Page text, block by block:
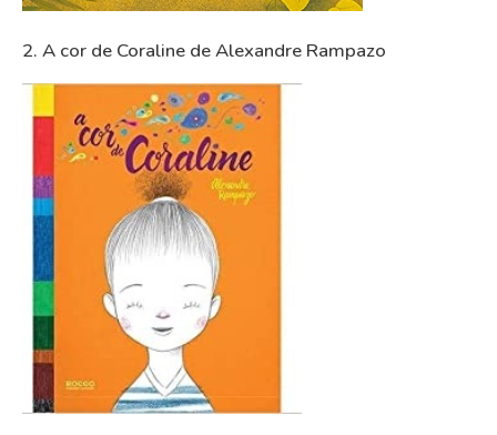
2. A cor de Coraline de Alexandre Rampazo